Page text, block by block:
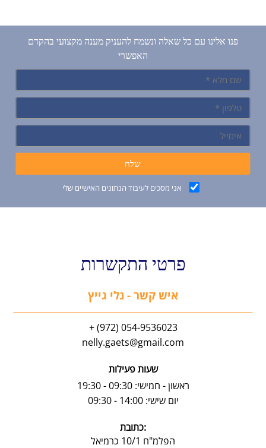
פנו אלינו עם כל שאלה ונשמח להעניק מענה מקצועי בהקדם
האפשרי
אני מסכים לעיבוד הנתונים האישיים שלי
פרטי התקשרות
איש קשר - נלי גייץ
054-9536023 (972) +
nelly.gaets@gmail.com
שעות פעילות
ראשון - חמישי: 09:30 - 19:30
יום שישי: 14:00 - 09:30
:כתובת
הפלמ"ח 10/1 כרמיאל